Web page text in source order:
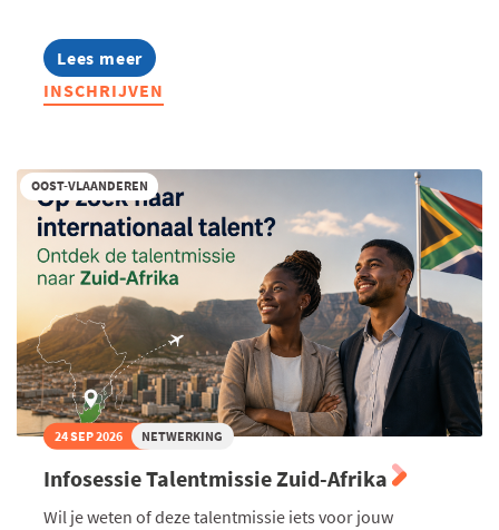
Lees meer
about
Opleiding
|
een
mobiliteitsbudget
INSCHRIJVEN
OOST-VLAANDEREN
24 SEP 2026 NETWERKING
Infosessie Talentmissie Zuid-Afrika
Wil je weten of deze talentmissie iets voor jouw